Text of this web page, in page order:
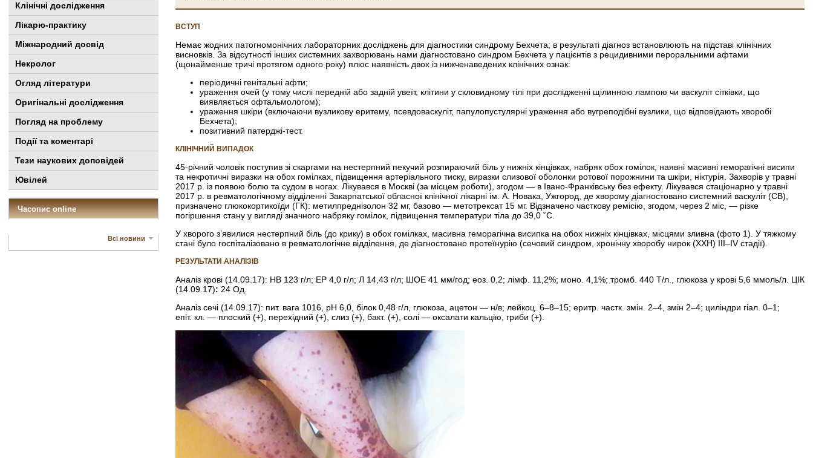
Клінічні дослідження
Лікарю-практику
Міжнародний досвід
Некролог
Огляд літератури
Оригінальні дослідження
Погляд на проблему
Події та коментарі
Тези наукових доповідей
Ювілей
Часопис online
Всі новини
ВСТУП
Немає жодних патогномонічних лабораторних досліджень для діагностики синдрому Бехчета; в результаті діагноз встановлюють на підставі клінічних
висновків. За відсутності інших системних захворювань нами діагностовано синдром Бехчета у пацієнтів з рецидивними пероральними афтами
(щонайменше тричі протягом одного року) плюс наявність двох із нижченаведених клінічних ознак:
періодичні генітальні афти;
ураження очей (у тому числі передній або зад­ній увеїт, клітини у скловидному тілі при дослідженні щілинною лампою чи васкуліт сітківки, що
виявляється офтальмологом);
ураження шкіри (включаючи вузликову еритему, псевдоваскуліт, папулопустулярні ураження або вугреподібні вузлики, що відповідають хворобі
Бехчета);
позитивний патерджі-тест.
КЛІНІЧНИЙ ВИПАДОК
45-річний чоловік поступив зі скаргами на нестерпний пекучий розпираючий біль у нижніх кінцівках, набряк обох гомілок, наявні масивні геморагічні висипи
та некротичні виразки на обох гомілках, підвищення артеріального тиску, виразки слизової оболонки ротової порожнини та шкіри, ніктурія. Захворів у травні
2017 р. із появою болю та судом в ногах. Лікувався в Москві (за місцем роботи), згодом — в Івано-­Франківську без ефекту. Лікувався стаціонарно у травні
2017 р. в ревматологічному відділенні Закарпатської обласної клінічної лікарні ім. А. Новака, Ужгород, де хворому діагностовано системний васкуліт (СВ),
призначено глюкокортикоїди (ГК): метилпреднізолон 32 мг, базово — метотрексат 15 мг. Відзначено часткову ремісію, згодом, через 2 міс, — різке
погіршення стану у вигляді значного набряку гомілок, підвищення температури тіла до 39,0 ˚С.
У хворого з’явилися нестерпний біль (до крику) в обох гомілках, масивна геморагічна висипка на обох нижніх кінцівках, місцями зливна (фото 1). У тяжкому
стані було госпіталізовано в ревматологічне відділення, де діагностовано протеїнурію (сечовий синдром, хронічну хворобу нирок (ХХН) ІІІ–ІV стадії).
РЕЗУЛЬТАТИ АНАЛІЗІВ
Аналіз крові (14.09.17): НВ 123 г/л; ЕР 4,0 г/л; Л 14,43 г/л; ШОЕ 41 мм/год; еоз. 0,2; лімф. 11,2%; моно. 4,1%; тромб. 440 Т/л., глюкоза у крові 5,6 ммоль/л. ЦІК
(14.09.17): 24 Од.
Аналіз сечі (14.09.17): пит. вага 1016, рН 6,0, білок 0,48 г/л, глюкоза, ацетон — н/в; лейкоц. 6–8–15; еритр. частк. змін. 2–4, змін 2–4; циліндри гіал. 0–1;
епіт. кл. — плоский (+), перехідний (+), слиз (+), бакт. (+), солі — оксалати кальцію, гриби (+).